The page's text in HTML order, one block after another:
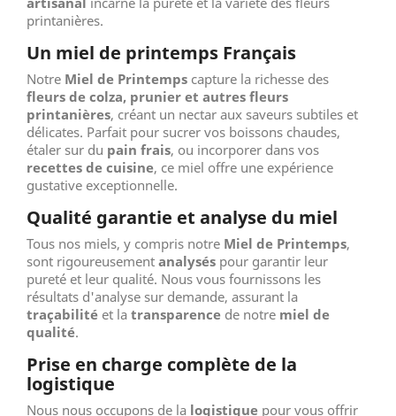
printanières.
Un miel de printemps Français
Notre Miel de Printemps capture la richesse des
fleurs de colza, prunier et autres fleurs
printanières, créant un nectar aux saveurs subtiles et
délicates. Parfait pour sucrer vos boissons chaudes,
étaler sur du pain frais, ou incorporer dans vos
recettes de cuisine, ce miel offre une expérience
gustative exceptionnelle.
Qualité garantie et analyse du miel
Tous nos miels, y compris notre Miel de Printemps,
sont rigoureusement analysés pour garantir leur
pureté et leur qualité. Nous vous fournissons les
résultats d'analyse sur demande, assurant la
traçabilité et la transparence de notre miel de
qualité.
Prise en charge complète de la
logistique
Nous nous occupons de la logistique pour vous offrir